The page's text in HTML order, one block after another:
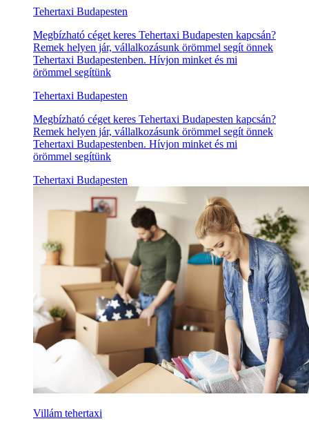
Tehertaxi Budapesten
Megbízható céget keres Tehertaxi Budapesten kapcsán?
Remek helyen jár, vállalkozásunk örömmel segít önnek
Tehertaxi Budapestenben. Hívjon minket és mi
örömmel segítünk
Tehertaxi Budapesten
Megbízható céget keres Tehertaxi Budapesten kapcsán?
Remek helyen jár, vállalkozásunk örömmel segít önnek
Tehertaxi Budapestenben. Hívjon minket és mi
örömmel segítünk
Tehertaxi Budapesten
Villám tehertaxi